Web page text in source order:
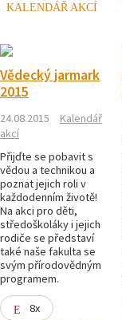
KALENDÁŘ AKCÍ
Vědecký jarmark
2015
24.08.2015
Kalendář
akcí
Přijďte se pobavit s
vědou a technikou a
poznat jejich roli v
každodenním životě!
Na akci pro děti,
středoškoláky i jejich
rodiče se představí
také naše fakulta se
svým přírodovědným
programem.
8x